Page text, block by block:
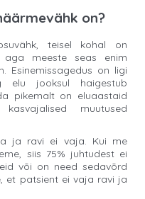
on?
teisel kohal on
aga meeste seas enim
Esinemissagedus on ligi
elu jooksul haigestub
pikemalt on eluaastaid
muutused
ja ravi ei vaja. Kui me
siis 75% juhtudest ei
või on need sedavõrd
et patsient ei vaja ravi ja